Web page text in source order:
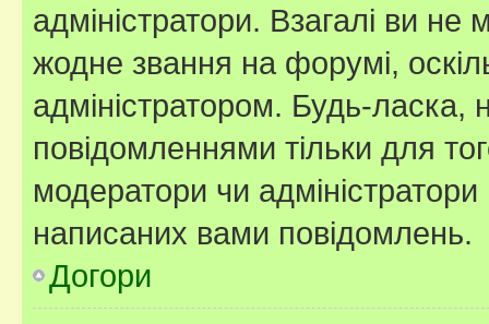
адміністратори. Взагалі ви
жодне звання на форумі,
адміністратором. Будь-
повідомленнями тільки для
модератори чи
написаних вами повідомлень.
Догори